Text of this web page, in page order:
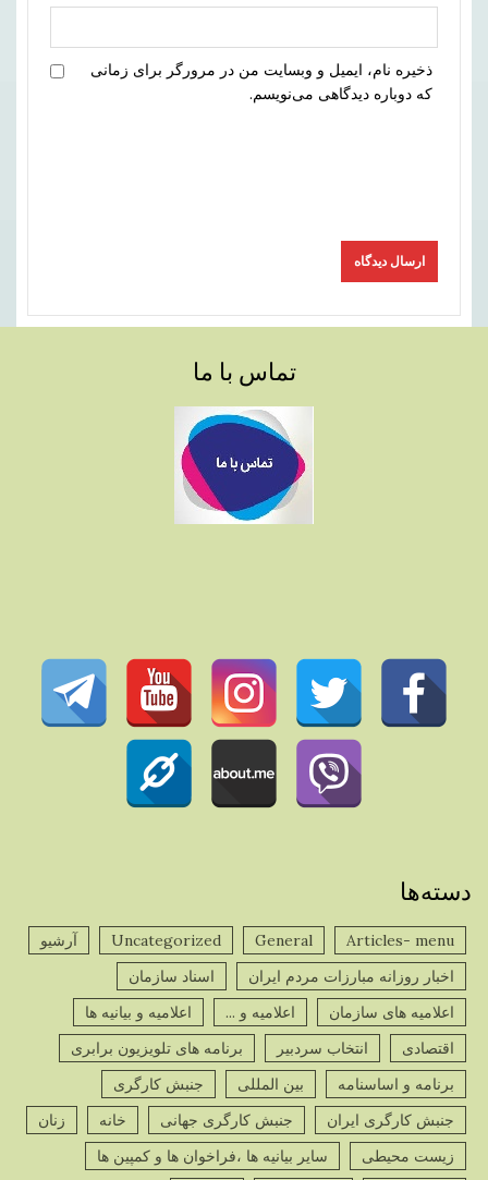
ذخیره نام، ایمیل و وبسایت من در مرورگر برای زمانی
که دوباره دیدگاهی می‌نویسم.
تماس با ما
دسته‌ها
Articles- menu
General
Uncategorized
آرشیو
اخبار روزانه مبارزات مردم ایران
اسناد سازمان
اعلامیه های سازمان
اعلامیه و ...
اعلامیه و بیانیه ها
اقتصادی
انتخاب سردبیر
برنامه های تلویزیون برابری
برنامه و اساسنامه
بین المللی
جنبش کارگری
جنبش کارگری ایران
جنبش کارگری جهانی خانه
زنان
زیست محیطی
سایر بیانیه ها ،فراخوان ها و کمپین ها